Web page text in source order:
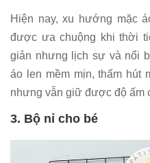
Hiện nay, xu hướng mặc
được ưa chuộng khi thời
giản nhưng lịch sự và nổi
áo len mềm mịn, thấm hút
nhưng vẫn giữ được độ ấm
3. Bộ nỉ cho bé